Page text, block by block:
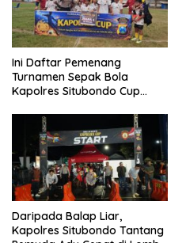
Ini Daftar Pemenang
Turnamen Sepak Bola
Kapolres Situbondo Cup
10 Tahun
Daripada Balap Liar,
Kapolres Situbondo Tantang